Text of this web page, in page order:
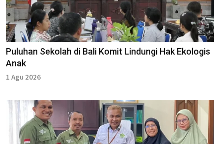
Puluhan Sekolah di Bali Komit Lindungi Hak Ekologis
Anak
1 Agu 2026